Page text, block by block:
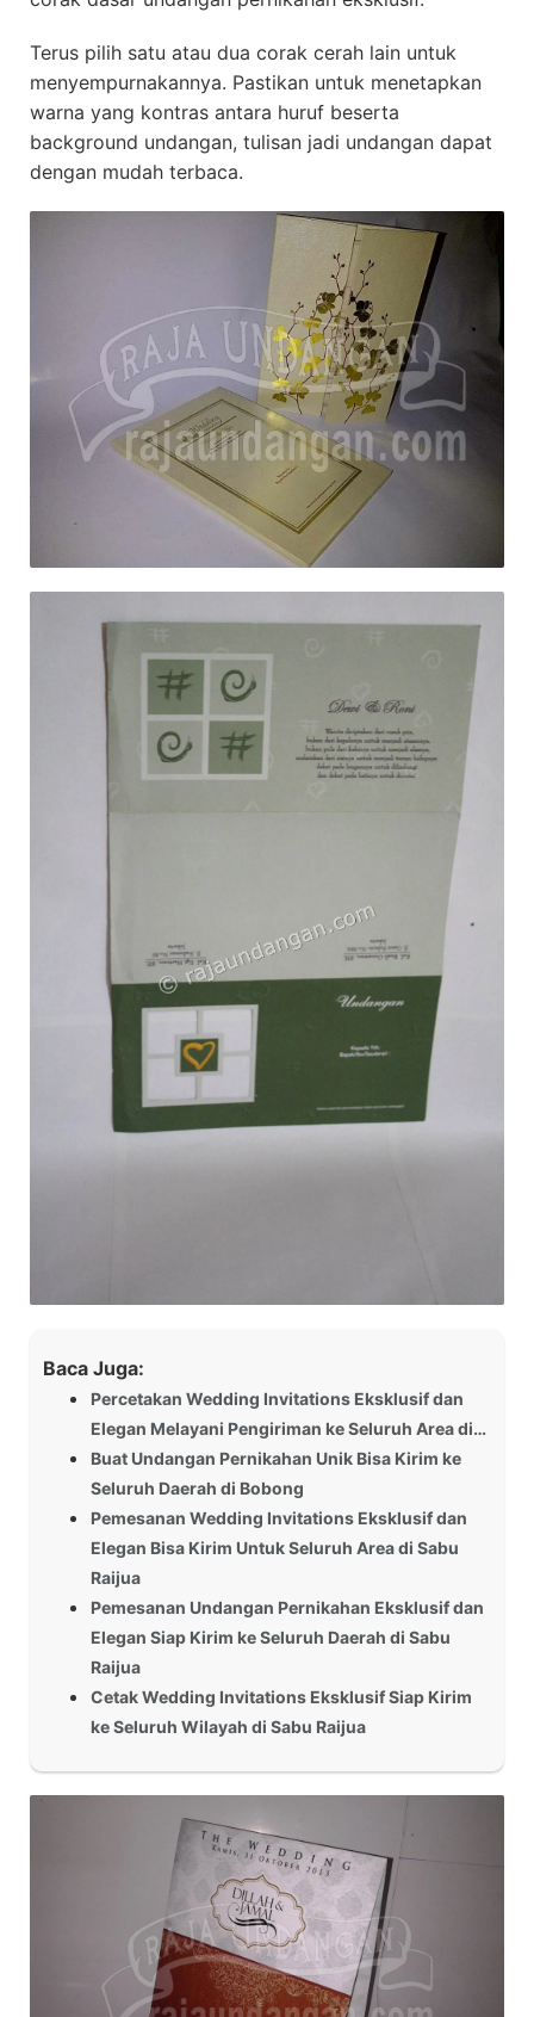
Terus pilih satu atau dua corak cerah lain untuk
menyempurnakannya. Pastikan untuk menetapkan
warna yang kontras antara huruf beserta
background undangan, tulisan jadi undangan dapat
dengan mudah terbaca.
Baca Juga:
Percetakan Wedding Invitations Eksklusif dan
Elegan Melayani Pengiriman ke Seluruh Area di…
Buat Undangan Pernikahan Unik Bisa Kirim ke
Seluruh Daerah di Bobong
Pemesanan Wedding Invitations Eksklusif dan
Elegan Bisa Kirim Untuk Seluruh Area di Sabu
Raijua
Pemesanan Undangan Pernikahan Eksklusif dan
Elegan Siap Kirim ke Seluruh Daerah di Sabu
Raijua
Cetak Wedding Invitations Eksklusif Siap Kirim
ke Seluruh Wilayah di Sabu Raijua